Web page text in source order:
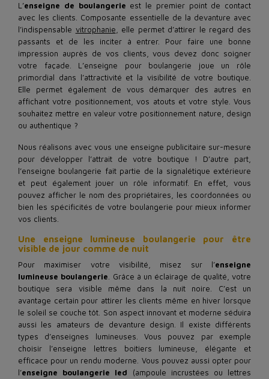
L’enseigne de boulangerie est le premier point de contact
avec les clients. Composante essentielle de la devanture avec
l’indispensable vitrophanie, elle permet d’attirer le regard des
passants et de les inciter à entrer. Pour faire une bonne
impression auprès de vos clients, vous devez donc soigner
votre façade. L’enseigne pour boulangerie joue un rôle
primordial dans l’attractivité et la visibilité de votre boutique.
Elle permet également de vous démarquer des autres en
affichant votre positionnement, vos atouts et votre style. Vous
souhaitez mettre en valeur votre positionnement nature, design
ou authentique ?
Nous réalisons avec vous une enseigne publicitaire sur-mesure
pour développer l’attrait de votre boutique ! D’autre part,
l’enseigne boulangerie fait partie de la signalétique extérieure
et peut également jouer un rôle informatif. En effet, vous
pouvez afficher le nom des propriétaires, les coordonnées ou
bien les spécificités de votre boulangerie pour mieux informer
vos clients.
Une enseigne lumineuse boulangerie pour être
visible de jour comme de nuit
Pour maximiser votre visibilité, misez sur l’enseigne
lumineuse boulangerie. Grâce à un éclairage de qualité, votre
boutique sera visible même dans la nuit noire. C’est un
avantage certain pour attirer les clients même en hiver lorsque
le soleil se couche tôt. Son aspect innovant et moderne séduira
aussi les amateurs de devanture design. Il existe différents
types d’enseignes lumineuses. Vous pouvez par exemple
choisir l’enseigne lettres boitiers lumineuse, élégante et
efficace pour un rendu moderne. Vous pouvez aussi opter pour
l’enseigne boulangerie led (ampoule incrustées ou lettres